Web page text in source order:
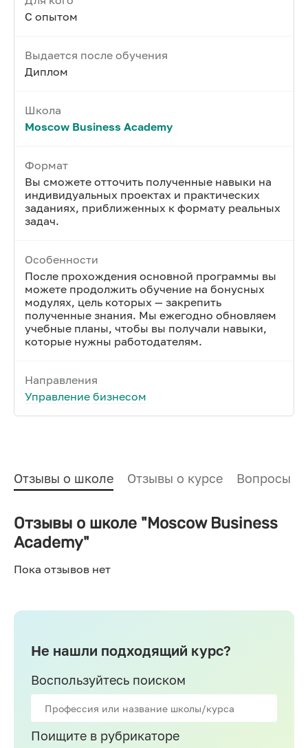
С опытом
Выдается после обучения
Диплом
Школа
Moscow Business Academy
Формат
Вы сможете отточить полученные навыки на
индивидуальных проектах и практических
заданиях, приближенных к формату реальных
задач.
Особенности
После прохождения основной программы вы
можете продолжить обучение на бонусных
модулях, цель которых — закрепить
полученные знания. Мы ежегодно обновляем
учебные планы, чтобы вы получали навыки,
которые нужны работодателям.
Направления
Управление бизнесом
Отзывы о школе Отзывы о курсе Вопросы и
Отзывы о школе "Moscow Business
Academy"
Пока отзывов нет
Не нашли подходящий курс?
Воспользуйтесь поиском
Поищите в рубрикаторе